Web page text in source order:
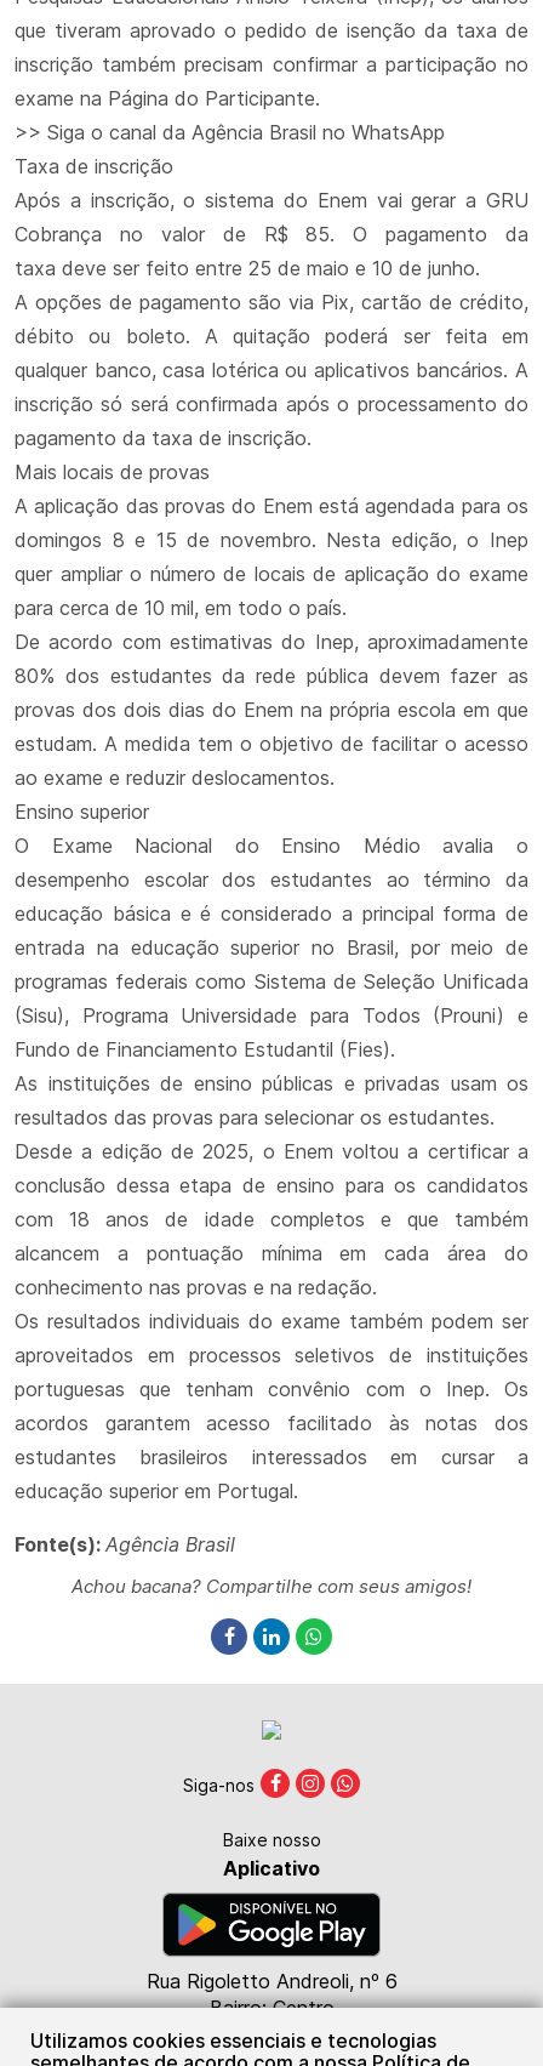
que tiveram aprovado o pedido de isenção da taxa de
inscrição também precisam confirmar a participação no
exame na Página do Participante.
>> Siga o canal da Agência Brasil no WhatsApp
Taxa de inscrição
Após a inscrição, o sistema do Enem vai gerar a GRU
Cobrança no valor de R$ 85. O pagamento da
taxa deve ser feito entre 25 de maio e 10 de junho.
A opções de pagamento são via Pix, cartão de crédito,
débito ou boleto. A quitação poderá ser feita em
qualquer banco, casa lotérica ou aplicativos bancários. A
inscrição só será confirmada após o processamento do
pagamento da taxa de inscrição.
Mais locais de provas
A aplicação das provas do Enem está agendada para os
domingos 8 e 15 de novembro. Nesta edição, o Inep
quer ampliar o número de locais de aplicação do exame
para cerca de 10 mil, em todo o país.
De acordo com estimativas do Inep, aproximadamente
80% dos estudantes da rede pública devem fazer as
provas dos dois dias do Enem na própria escola em que
estudam. A medida tem o objetivo de facilitar o acesso
ao exame e reduzir deslocamentos.
Ensino superior
O Exame Nacional do Ensino Médio avalia o
desempenho escolar dos estudantes ao término da
educação básica e é considerado a principal forma de
entrada na educação superior no Brasil, por meio de
programas federais como Sistema de Seleção Unificada
(Sisu), Programa Universidade para Todos (Prouni) e
Fundo de Financiamento Estudantil (Fies).
As instituições de ensino públicas e privadas usam os
resultados das provas para selecionar os estudantes.
Desde a edição de 2025, o Enem voltou a certificar a
conclusão dessa etapa de ensino para os candidatos
com 18 anos de idade completos e que também
alcancem a pontuação mínima em cada área do
conhecimento nas provas e na redação.
Os resultados individuais do exame também podem ser
aproveitados em processos seletivos de instituições
portuguesas que tenham convênio com o Inep. Os
acordos garantem acesso facilitado às notas dos
estudantes brasileiros interessados em cursar a
educação superior em Portugal.
Fonte(s): Agência Brasil
Achou bacana? Compartilhe com seus amigos!
Utilizamos cookies essenciais e tecnologias
Rua Rigoletto Andreoli, nº 6
Bairro: Centro
CEP: 85615-000
Siga-nos
Baixe nosso
Aplicativo